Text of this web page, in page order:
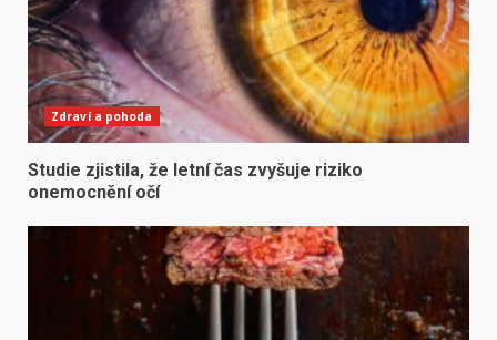
Zdraví a pohoda
Studie zjistila, že letní čas zvyšuje riziko
onemocnění očí